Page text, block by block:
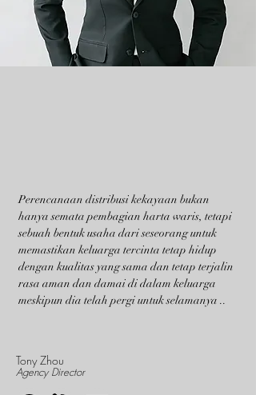
Perencanaan distribusi kekayaan bukan
hanya semata pembagian harta waris, tetapi
sebuah bentuk usaha dari seseorang untuk
memastikan keluarga tercinta tetap hidup
dengan kualitas yang sama dan tetap terjalin
rasa aman dan damai di dalam keluarga
meskipun dia telah pergi untuk selamanya ..
Tony Zhou
Agency Director